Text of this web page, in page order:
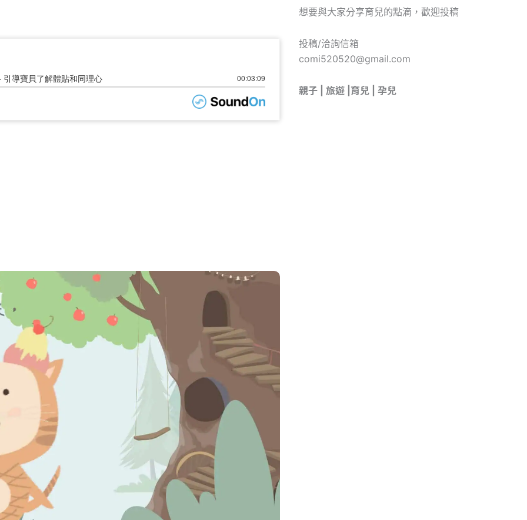
想要與大家分享育兒的點滴，歡迎投稿
投稿/洽詢信箱
comi520520@gmail.com
親子 | 旅遊 |育兒 | 孕兒